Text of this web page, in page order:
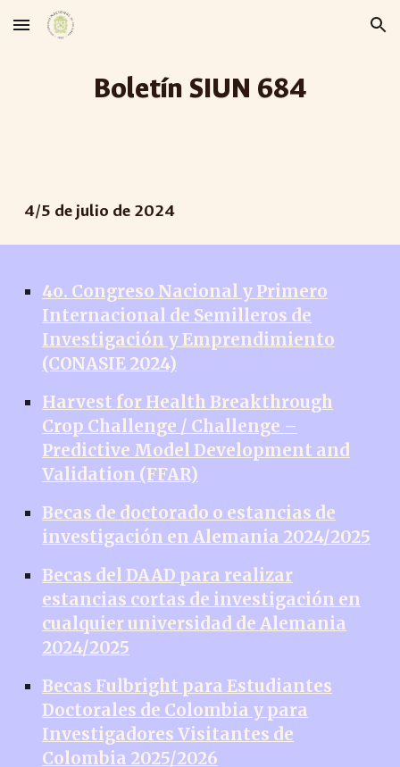
Skip to main content Skip to navigation
Boletín SIUN 684
4/5 de julio de 2024
4o. Congreso Nacional y Primero
Internacional de Semilleros de
Investigación y Emprendimiento
(CONASIE 2024)
Harvest for Health Breakthrough
Crop Challenge / Challenge –
Predictive Model Development and
Validation (FFAR)
Becas de doctorado o estancias de
investigación en Alemania 2024/2025
Becas del DAAD para realizar
estancias cortas de investigación en
cualquier universidad de Alemania
2024/2025
Becas Fulbright para Estudiantes
Doctorales de Colombia y para
Investigadores Visitantes de
Colombia 2025/2026